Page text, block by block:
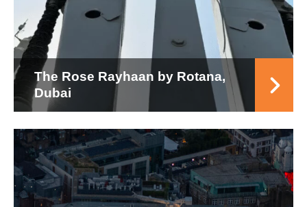
The Rose Rayhaan by Rotana,
Dubai